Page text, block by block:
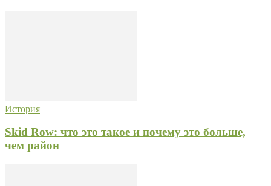
История
Skid Row: что это такое и почему это больше,
чем район